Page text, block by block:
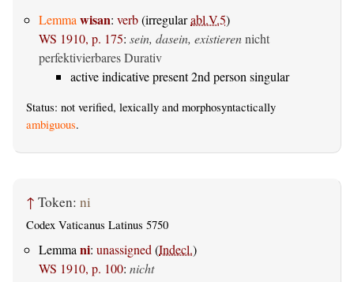
Lemmawisan: verb(irregularabl.V.5)
WS 1910, p. 175: sein, dasein, existierennicht
perfektivierbares Durativ
active indicative present 2nd person singular
Status: not verified, lexically and morphosyntactically
ambiguous.
↑ Token: ni
Codex Vaticanus Latinus 5750
Lemma ni: unassigned (Indecl.)
WS 1910, p. 100: nicht